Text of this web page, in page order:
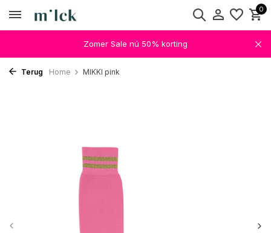
0
Zomer Sale nú 50% korting
Terug Home MIKKI pink